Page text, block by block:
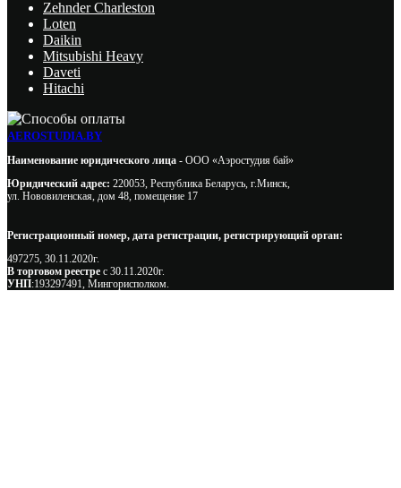
Zehnder Charleston
Loten
Daikin
Mitsubishi Heavy
Daveti
Hitachi
AEROSTUDIA.BY
Наименование юридического лица - ООО «Аэростудия бай»
Юридический адрес: 220053, Республика Беларусь, г.Минск,
ул. Нововиленская, дом 48, помещение 17
Регистрационный номер, дата регистрации, регистрирующий орган:
497275, 30.11.2020г.
В торговом реестре с 30.11.2020г.
УНП:193297491, Мингорисполком.